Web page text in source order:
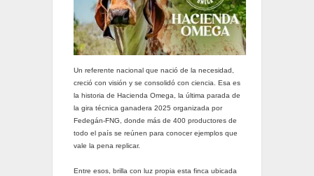
Un referente nacional que nació de la necesidad,
creció con visión y se consolidó con ciencia. Esa es
la historia de Hacienda Omega, la última parada de
la gira técnica ganadera 2025 organizada por
Fedegán-FNG, donde más de 400 productores de
todo el país se reúnen para conocer ejemplos que
vale la pena replicar.
Entre esos, brilla con luz propia esta finca ubicada